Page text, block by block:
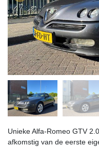
Unieke Alfa-Romeo GTV
afkomstig van de eerste